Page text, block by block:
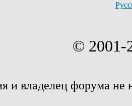
© 2001-
и владелец форума не